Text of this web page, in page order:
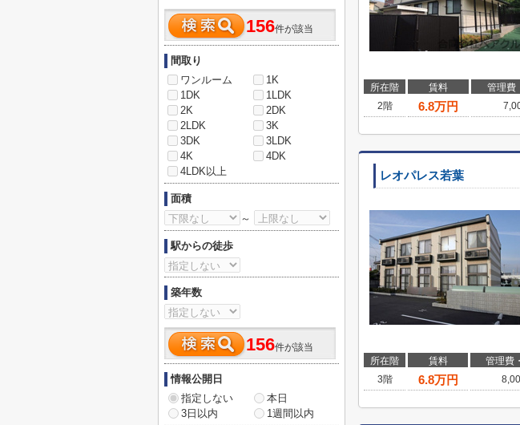
所在階 賃料 管理費
2階
6.8万円
レオパレス若葉
所在階 賃料 管理費
3階
6.8万円
156件が該当
間取り
ワンルーム
1K
1DK
1LDK
2K
2DK
2LDK
3K
3DK
3LDK
4K
4DK
4LDK以上
面積
～
駅からの徒歩
築年数
156件が該当
情報公開日
指定しない
本日
3日以内
1週間以内